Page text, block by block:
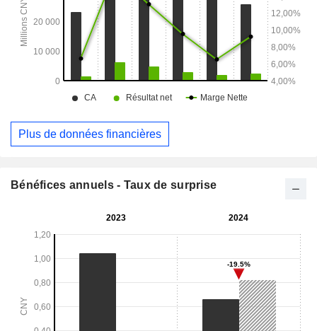
Plus de données financières
Bénéfices annuels - Taux de surprise